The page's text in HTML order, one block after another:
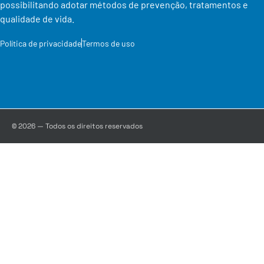
possibilitando adotar métodos de prevenção, tratamentos e
qualidade de vida.
Política de privacidadeTermos de uso
© 2026 — Todos os direitos reservados